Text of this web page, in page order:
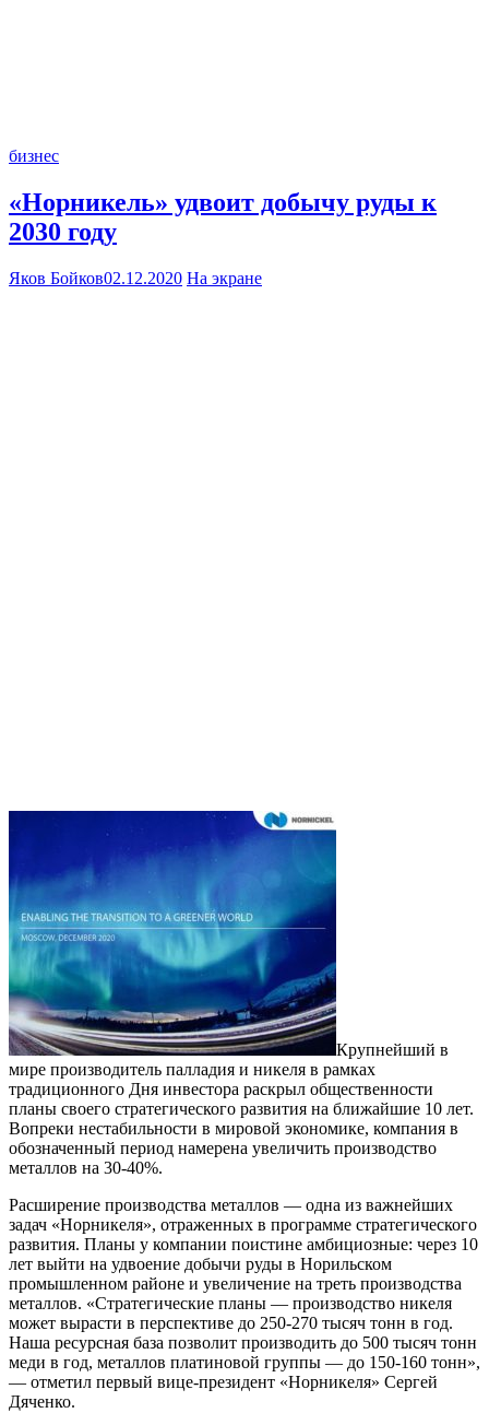
бизнес
«Норникель» удвоит добычу руды к
2030 году
Яков Бойков02.12.2020 На экране
Крупнейший в
мире производитель палладия и никеля в рамках
традиционного Дня инвестора раскрыл общественности
планы своего стратегического развития на ближайшие 10 лет.
Вопреки нестабильности в мировой экономике, компания в
обозначенный период намерена увеличить производство
металлов на 30-40%.
Расширение производства металлов — одна из важнейших
задач «Норникеля», отраженных в программе стратегического
развития. Планы у компании поистине амбициозные: через 10
лет выйти на удвоение добычи руды в Норильском
промышленном районе и увеличение на треть производства
металлов. «Стратегические планы — производство никеля
может вырасти в перспективе до 250-270 тысяч тонн в год.
Наша ресурсная база позволит производить до 500 тысяч тонн
меди в год, металлов платиновой группы — до 150-160 тонн»,
— отметил первый вице-президент «Норникеля» Сергей
Дяченко.